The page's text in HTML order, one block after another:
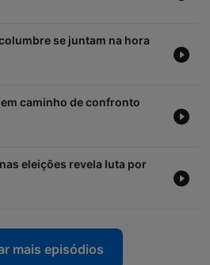
se juntam na hora
caminho de confronto
eleições revela luta por
mais episódios